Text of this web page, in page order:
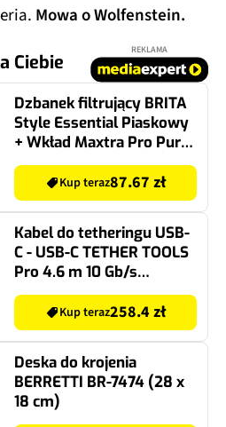
Mowa o Wolfenstein.
Ciebie
REKLAMA
Dzbanek filtrujący BRITA
Style Essential Piaskowy
+ Wkład Maxtra Pro Pure
Kup teraz87.67 zł
Kabel do tetheringu USB-
C - USB-C TETHER TOOLS
Pro 4.6 m 10 Gb/s
Kup teraz258.4 zł
Deska do krojenia
BERRETTI BR-7474 (28 x
18 cm)